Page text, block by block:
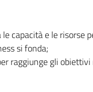
capacità e le risorse
si fonda;
raggiunge gli